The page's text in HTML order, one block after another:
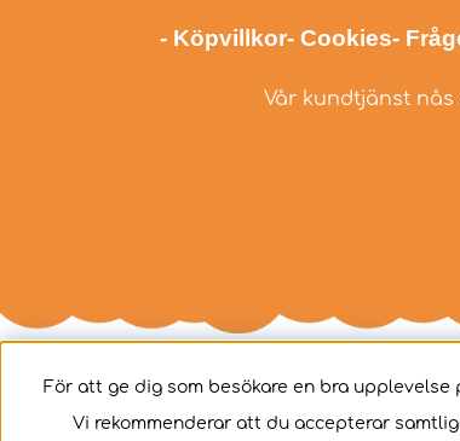
- Köpvillkor- Cookies-
Vår kundtjänst nås
För att ge dig som besökare en bra
Vi rekommenderar att du accepterar